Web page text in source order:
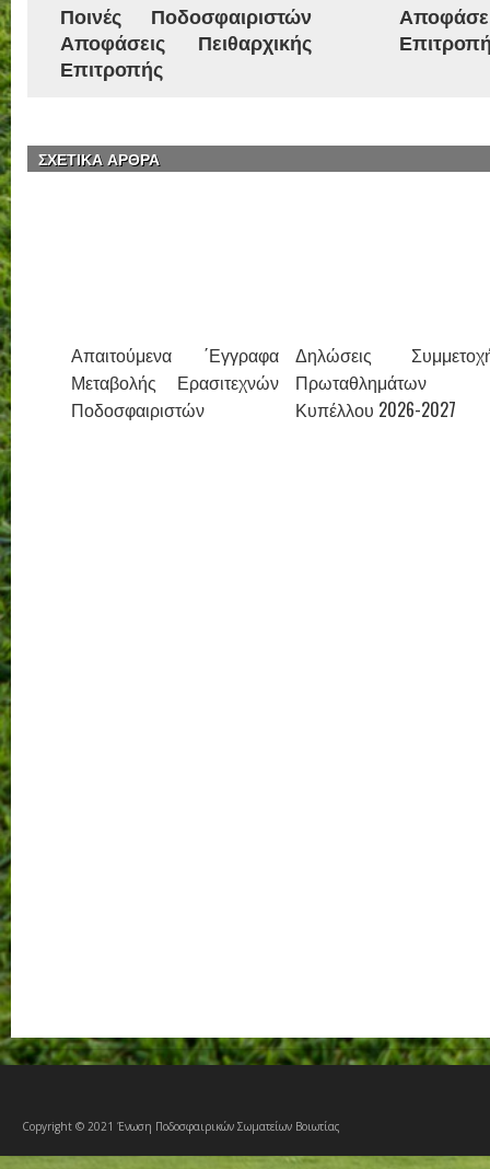
Ποινές Ποδοσφαιριστών
Αποφάσεις Πειθαρχικής
Επιτροπής
ΣΧΕΤΙΚΑ ΑΡΘΡΑ
Απαιτούμενα ΄Εγγραφα
Μεταβολής Ερασιτεχνών
Ποδοσφαιριστών
Δηλώσεις
Πρωταθλημάτων
Κυπέλλου 2026-2027
Copyright © 2021 Ένωση Ποδοσφαιρικών Σωματείων Βοιωτίας